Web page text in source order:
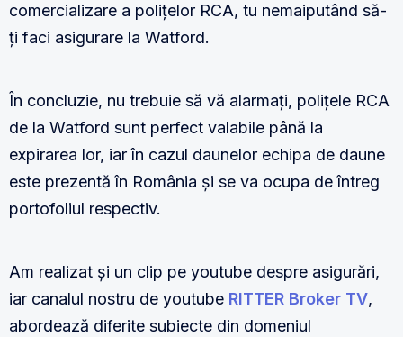
comercializare a polițelor RCA, tu nemaiputând să-
ți faci asigurare la Watford.
În concluzie, nu trebuie să vă alarmați, polițele RCA
de la Watford sunt perfect valabile până la
expirarea lor, iar în cazul daunelor echipa de daune
este prezentă în România și se va ocupa de întreg
portofoliul respectiv.
Am realizat și un clip pe youtube despre asigurări,
iar canalul nostru de youtube RITTER Broker TV,
abordează diferite subiecte din domeniul